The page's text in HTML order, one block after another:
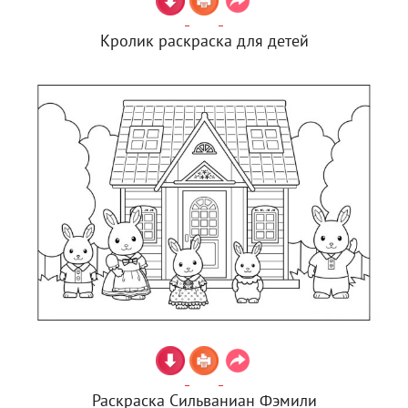
Кролик раскраска для детей
Раскраска Сильваниан Фэмили